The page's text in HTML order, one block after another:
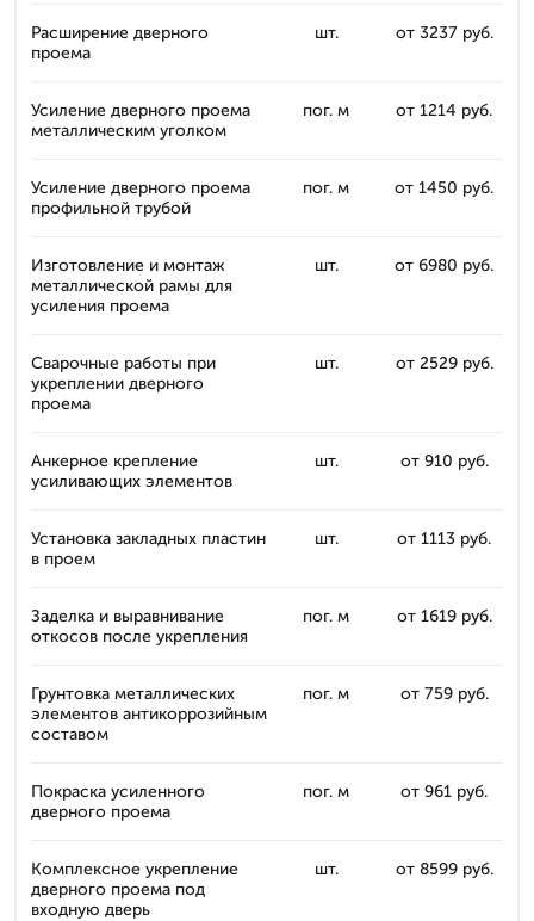
Расширение дверного
проема
шт. от 3237 руб.
Усиление дверного проема
металлическим уголком
пог. м от 1214 руб.
Усиление дверного проема
профильной трубой
пог. м от 1450 руб.
Изготовление и монтаж
металлической рамы для
усиления проема
шт. от 6980 руб.
Сварочные работы при
укреплении дверного
проема
шт. от 2529 руб.
Анкерное крепление
усиливающих элементов
шт. от 910 руб.
Установка закладных пластин
в проем
шт. от 1113 руб.
Заделка и выравнивание
откосов после укрепления
пог. м от 1619 руб.
Грунтовка металлических
элементов антикоррозийным
составом
пог. м от 759 руб.
Покраска усиленного
дверного проема
пог. м от 961 руб.
Комплексное укрепление
дверного проема под
входную дверь
шт. от 8599 руб.